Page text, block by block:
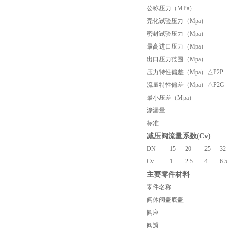
公称压力（MPa）
壳化试验压力（Mpa）
密封试验压力（Mpa）
最高进口压力（Mpa）
出口压力范围（Mpa）
压力特性偏差（Mpa）△P2P
流量特性偏差（Mpa）△P2G
最小压差（Mpa）
渗漏量
标准
减压阀流量系数(Cv)
DN 15 20 25
32
Cv
1 2.5 4 6.5
主要零件材料
零件名称
阀体阀盖底盖
阀座
阀瓣